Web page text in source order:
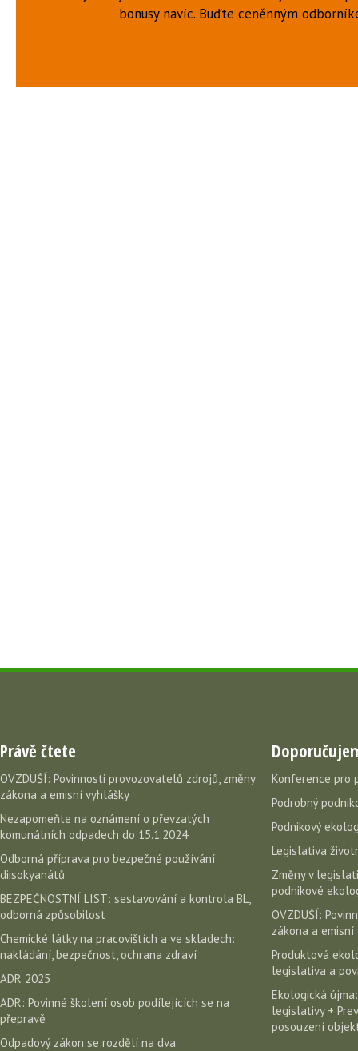
bonusy navíc. Buďte ceněnným
Právě čtete
OVZDUŠÍ: Povinnosti provozovatelů zdrojů, změny
zákona a emisní vyhlášky
Nezapomeňte na oznámení o převzatých
komunálních odpadech do 15.1.2024
Odborná příprava pro bezpečné používání
diisokyanátů
BEZPEČNOSTNÍ LIST: sestavování a kontrola BL,
odborná způsobilost
Chemické látky na pracovištích a ve skladech:
nakládání, bezpečnost, ochrana zdraví
ADR 2025
ADR: Povinné školení osob podílejících se na
přepravě
Odpadový zákon se rozdělí na dva
Konference pro
Podrobný
Podnikový
Legislativa
Změny v
podnikové
OVZDUŠÍ:
zákona a emisní
Produktová
legislativa a
Ekologická
legislativy +
posouzení